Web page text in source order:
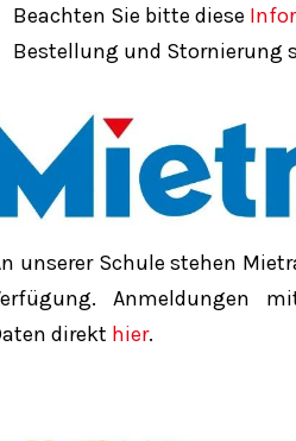
Beachten Sie bitte diese
Bestellung und Stornierung
unserer Schule stehen
Anmeldungen
direkt hier.